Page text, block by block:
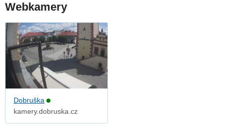
Webkamery
Dobruška
kamery.dobruska.cz